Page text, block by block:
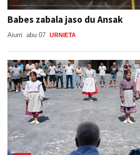
Babes zabala jaso du Ansak
Aiurri abu 07 URNIETA